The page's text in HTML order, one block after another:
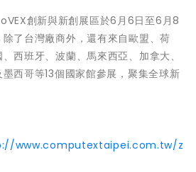
創新與新創展區於6月6日至6月8
了台灣廠商外，還有來自歐盟、荷
西班牙、波蘭、馬來西亞、加拿大、
西哥等13個國家館參展，聚集全球新
www.computextaipei.com.tw/z